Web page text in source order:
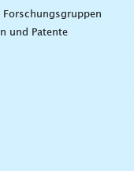
und Patente